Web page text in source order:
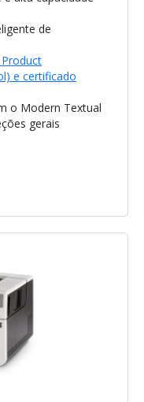
de
e certificado
o Modern Textual
gerais